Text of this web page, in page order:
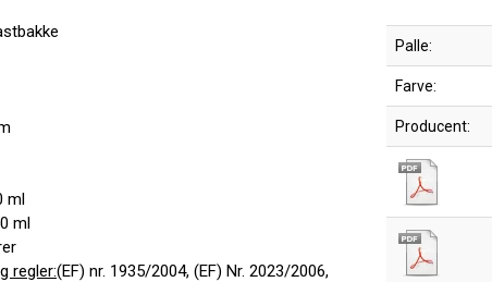
ml
ml
regler:(EF) nr. 1935/2004, (EF) Nr. 2023/2006,
Palle:
Farve:
Producent: